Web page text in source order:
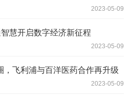
2023-05-09
慧开启数字经济新征程
2023-05-09
，飞利浦与百洋医药合作再升级
2023-05-09